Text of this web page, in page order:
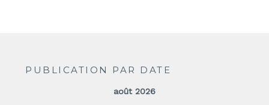
PUBLICATION PAR DATE
août 2026